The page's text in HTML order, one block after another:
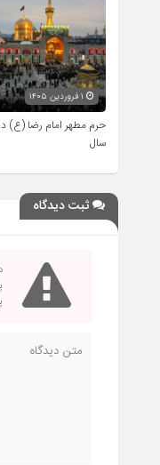
حرم مطهر امام رضا (ع)
سال
ثبت دیدگاه